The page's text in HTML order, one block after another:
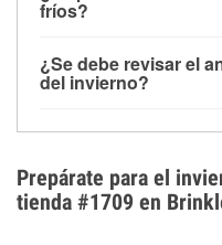
derretida en la
fríos?
alrededor de 1 PSI por
temperatura. Puedes
¿Se debe revisar el
del invierno?
el sobrecalentamiento
extremo. Aprende
anticongelante en
Prepárate para el
tienda #1709 en